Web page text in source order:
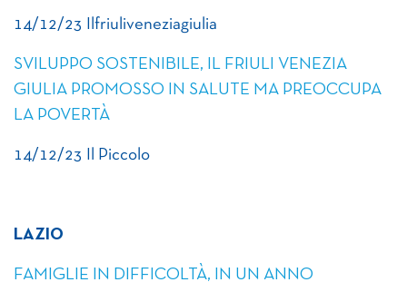
14/12/23 Ilfriuliveneziagiulia
SVILUPPO SOSTENIBILE, IL FRIULI VENEZIA
GIULIA PROMOSSO IN SALUTE MA PREOCCUPA
LA POVERTÀ
14/12/23 Il Piccolo
LAZIO
FAMIGLIE IN DIFFICOLTÀ, IN UN ANNO